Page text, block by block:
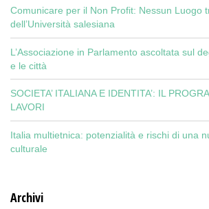
Comunicare per il Non Profit: Nessun Luogo
dell’Università salesiana
L’Associazione in Parlamento ascoltata sul
e le città
SOCIETA’ ITALIANA E IDENTITA’: IL
LAVORI
Italia multietnica: potenzialità e rischi di una
culturale
Archivi